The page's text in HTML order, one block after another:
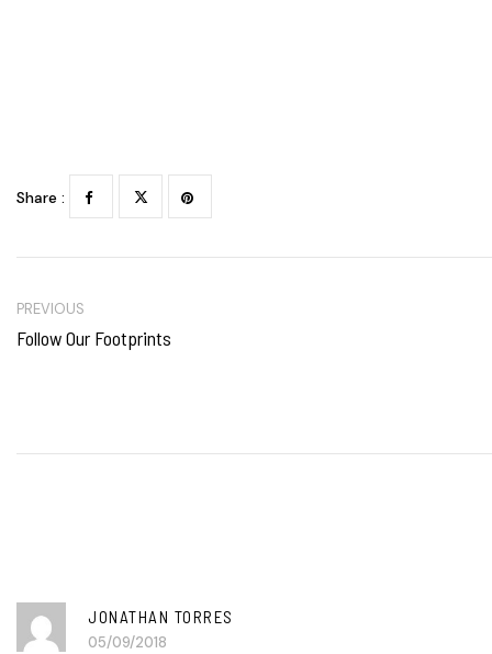
Share :
PREVIOUS
Follow Our Footprints
JONATHAN TORRES
05/09/2018